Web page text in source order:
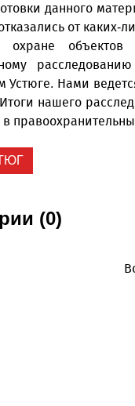
данного
от
объектов
Устюге. Нами
нашего
(0)